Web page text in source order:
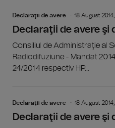
Declaraţii de avere 18 August 2014,
Declaraţii de avere şi
Consiliul de Administraţie al
Radiodifuziune - Mandat
24/2014 respectiv HP...
Declaraţii de avere 18 August 2014,
Declaraţii de avere şi